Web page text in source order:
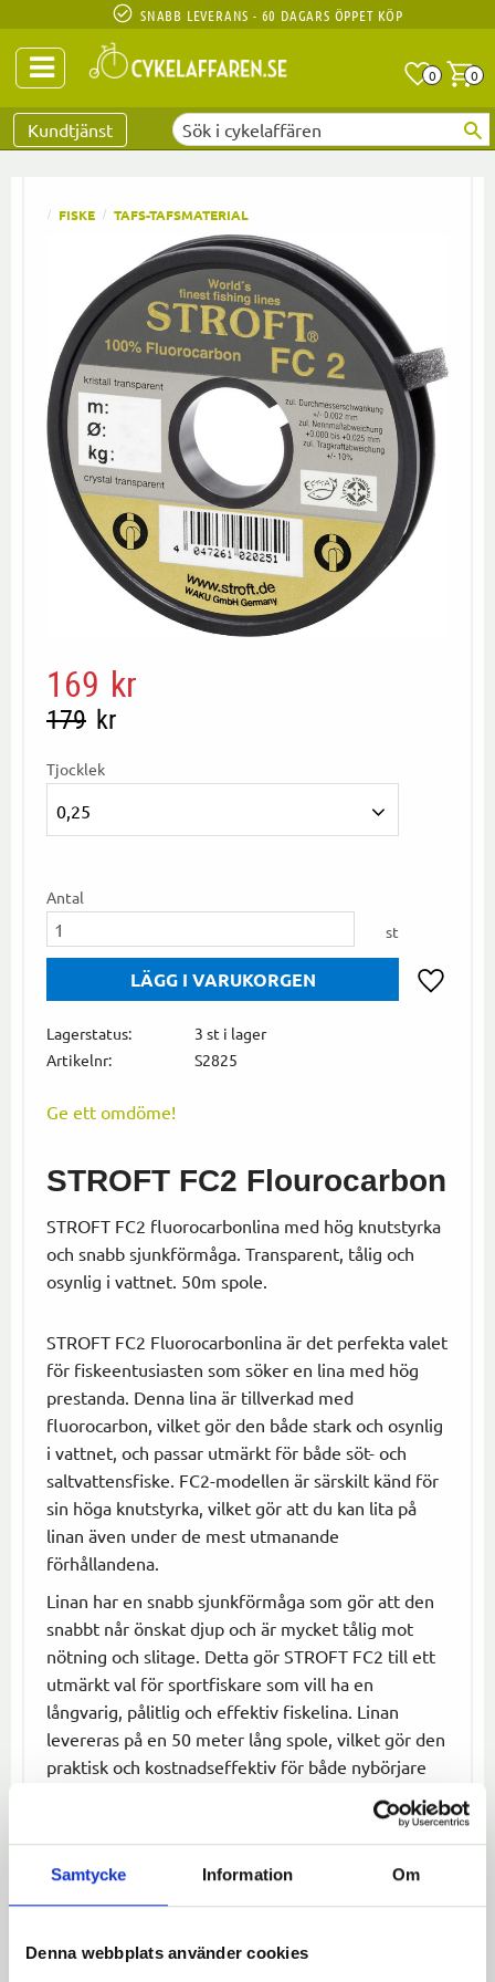
Samtycke Information Om
Denna webbplats använder cookies
SNABB LEVERANS - 60 DAGARS ÖPPET KÖP
0 0
Kundtjänst
FISKE TAFS-TAFSMATERIAL
Nedsatt pris:
169 kr
Ordinarie pris:
179 kr
Tjocklek
0,25
Antal
st
Lagerstatus
3 st i lager
Artikelnr
S2825
Ge ett omdöme!
STROFT FC2 Flourocarbon
STROFT FC2 fluorocarbonlina med hög knutstyrka
och snabb sjunkförmåga. Transparent, tålig och
osynlig i vattnet. 50m spole.
STROFT FC2 Fluorocarbonlina är det perfekta valet
för fiskeentusiasten som söker en lina med hög
prestanda. Denna lina är tillverkad med
fluorocarbon, vilket gör den både stark och osynlig
i vattnet, och passar utmärkt för både söt- och
saltvattensfiske. FC2-modellen är särskilt känd för
sin höga knutstyrka, vilket gör att du kan lita på
linan även under de mest utmanande
förhållandena.
Linan har en snabb sjunkförmåga som gör att den
snabbt når önskat djup och är mycket tålig mot
nötning och slitage. Detta gör STROFT FC2 till ett
utmärkt val för sportfiskare som vill ha en
långvarig, pålitlig och effektiv fiskelina. Linan
levereras på en 50 meter lång spole, vilket gör den
praktisk och kostnadseffektiv för både nybörjare
Typ: Fluorocarbon
Modell:FC2
Färg:Transparent